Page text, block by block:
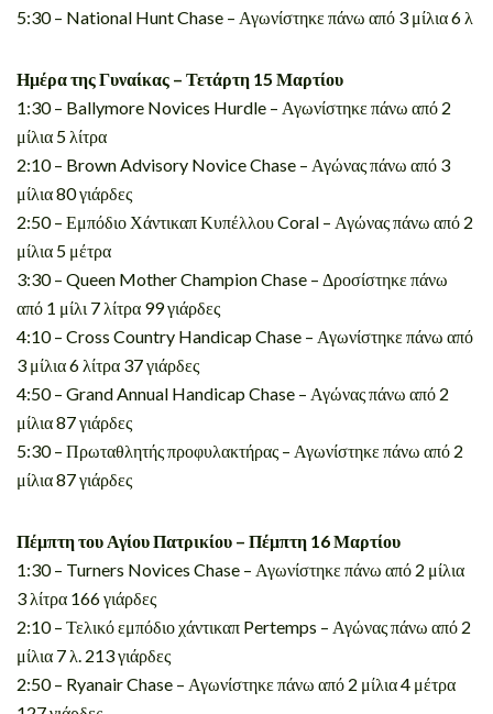
5:30 – National Hunt Chase – Αγωνίστηκε πάνω από 3 μίλια 6 λ
Ημέρα της Γυναίκας – Τετάρτη 15 Μαρτίου
1:30 – Ballymore Novices Hurdle – Αγωνίστηκε πάνω από 2
μίλια 5 λίτρα
2:10 – Brown Advisory Novice Chase – Αγώνας πάνω από 3
μίλια 80 γιάρδες
2:50 – Εμπόδιο Χάντικαπ Κυπέλλου Coral – Αγώνας πάνω από 2
μίλια 5 μέτρα
3:30 – Queen Mother Champion Chase – Δροσίστηκε πάνω
από 1 μίλι 7 λίτρα 99 γιάρδες
4:10 – Cross Country Handicap Chase – Αγωνίστηκε πάνω από
3 μίλια 6 λίτρα 37 γιάρδες
4:50 – Grand Annual Handicap Chase – Αγώνας πάνω από 2
μίλια 87 γιάρδες
5:30 – Πρωταθλητής προφυλακτήρας – Αγωνίστηκε πάνω από 2
μίλια 87 γιάρδες
Πέμπτη του Αγίου Πατρικίου – Πέμπτη 16 Μαρτίου
1:30 – Turners Novices Chase – Αγωνίστηκε πάνω από 2 μίλια
3 λίτρα 166 γιάρδες
2:10 – Τελικό εμπόδιο χάντικαπ Pertemps – Αγώνας πάνω από 2
μίλια 7 λ. 213 γιάρδες
2:50 – Ryanair Chase – Αγωνίστηκε πάνω από 2 μίλια 4 μέτρα